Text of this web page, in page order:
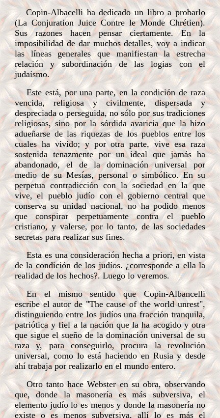
Copin-Albacelli ha dedicado un libro a probarlo
(La Conjuration Juice Contre le Monde Chrétien).
Sus razones hacen pensar ciertamente. En la
imposibilidad de dar muchos detalles, voy a indicar
las líneas generales que manifiestan la estrecha
relación y subordinación de las logias con el
judaísmo.
Este está, por una parte, en la condición de raza
vencida, religiosa y civilmente, dispersada y
despreciada o perseguida, no sólo por sus tradiciones
religiosas, sino por la sórdida avaricia que la hizo
adueñarse de las riquezas de los pueblos entre los
cuales ha vivido; y por otra parte, vive esa raza
sostenida tenazmente por un ideal que jamás ha
abandonado, el de la dominación universal por
medio de su Mesías, personal o simbólico. En su
perpetua contradicción con la sociedad en la que
vive, el pueblo judío con el gobierno central que
conserva su unidad nacional, no ha podido menos
que conspirar perpetuamente contra el pueblo
cristiano, y valerse, por lo tanto, de las sociedades
secretas para realizar sus fines.
Esta es una consideración hecha a priori, en vista
de la condición de los judíos. ¿corresponde a ella la
realidad de los hechos?. Luego lo veremos.
En el mismo sentido que Copin-Albancelli
escribe el autor de "The cause of the world unrest",
distinguiendo entre los judíos una fracción tranquila,
patriótica y fiel a la nación que la ha acogido y otra
que sigue el sueño de la dominación universal de su
raza y, para conseguirlo, procura la revolución
universal, como lo está haciendo en Rusia y desde
ahí trabaja por realizarlo en el mundo entero.
Otro tanto hace Webster en su obra, observando
que, donde la masonería es más subversiva, el
elemento judío lo es menos y donde la masonería no
existe o es menos subversiva, allí lo es más el